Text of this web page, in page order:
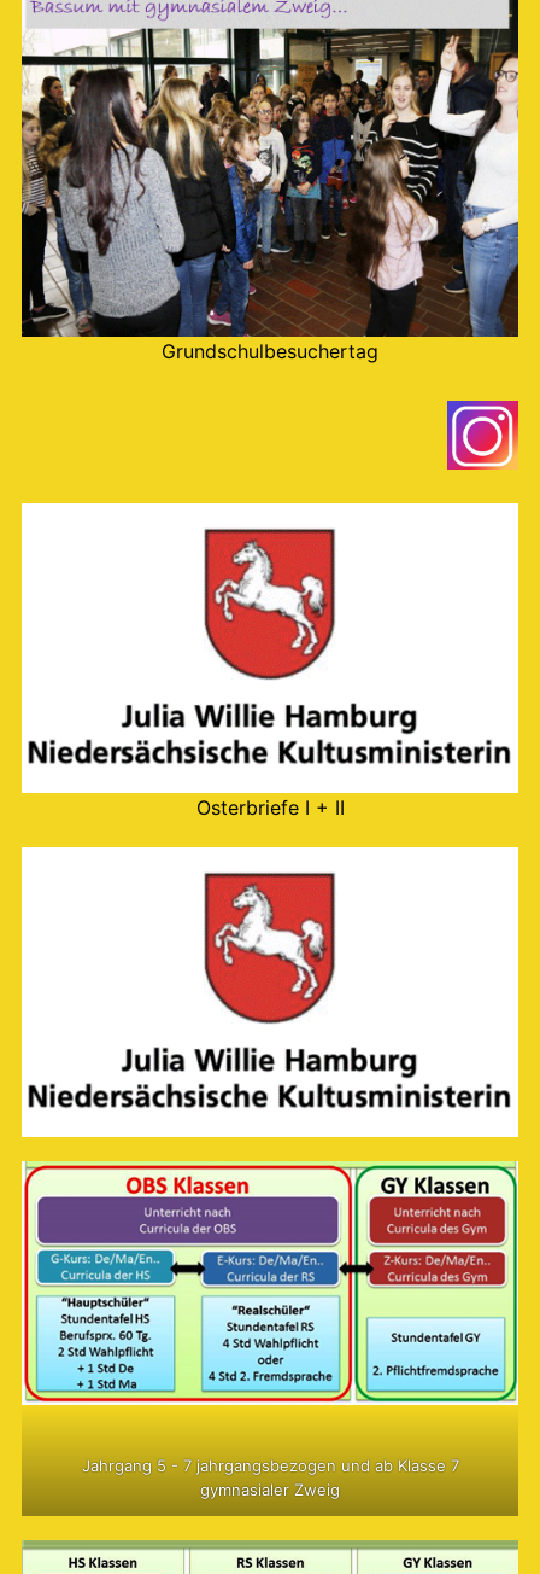
Grundschulbesuchertag
Osterbriefe I + II
Jahrgang 5 - 7 jahrgangsbezogen und ab Klasse 7
gymnasialer Zweig